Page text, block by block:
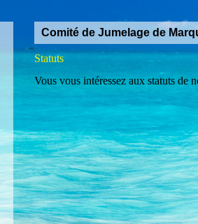
Comité de Jumelage de
Statuts
Vous vous intéressez aux statuts de